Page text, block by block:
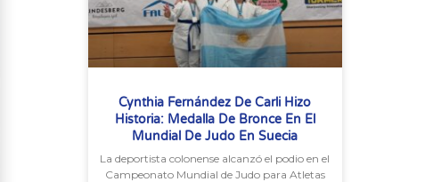
Cynthia Fernández De Carli Hizo
Historia: Medalla De Bronce En El
Mundial De Judo En Suecia
La deportista colonense alcanzó el podio en el
Campeonato Mundial de Judo para Atletas